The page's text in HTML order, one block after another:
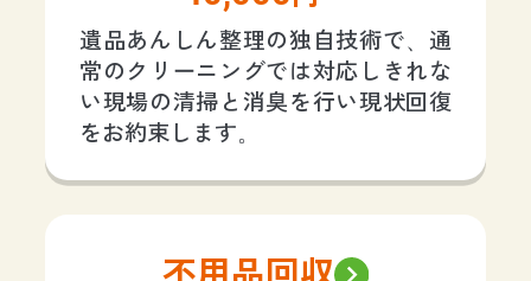
遺品あんしん整理の独自技術で、通
常のクリーニングでは対応しきれな
い現場の清掃と消臭を行い現状回復
をお約束します。